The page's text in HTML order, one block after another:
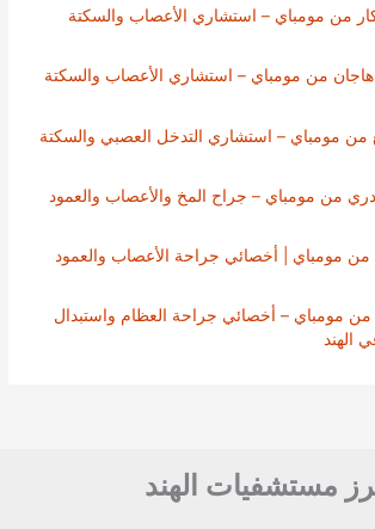
من مومباي – استشاري الأعصاب والسكتة
من مومباي – استشاري الأعصاب والسكتة
من مومباي – استشاري التدخل العصبي والسكتة
من مومباي – جراح المخ والأعصاب والعمود
من مومباي | أخصائي جراحة الأعصاب والعمود
من مومباي – أخصائي جراحة العظام واستبدال
الهند
مستشفيات الهند